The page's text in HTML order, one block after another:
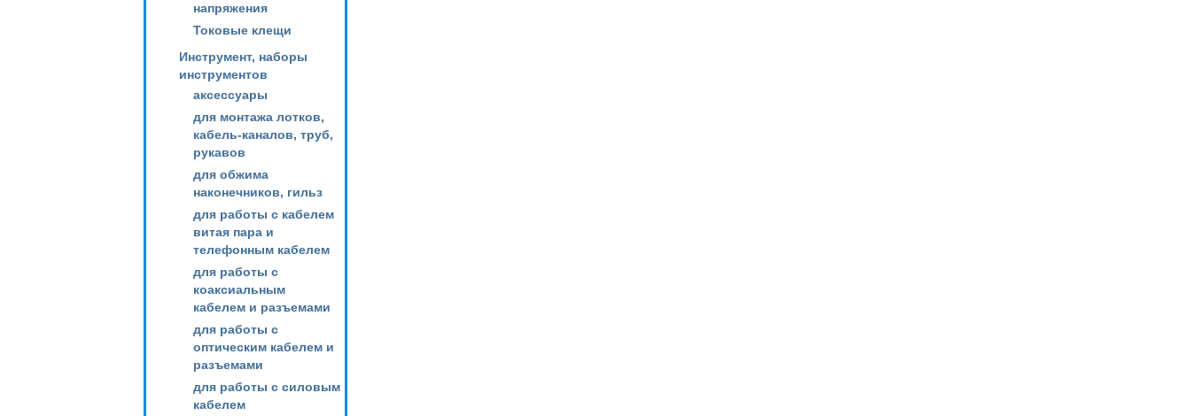
напряжения
Токовые клещи
Инструмент, наборы
инструментов
аксессуары
для монтажа лотков,
кабель-каналов, труб,
рукавов
для обжима
наконечников, гильз
для работы с кабелем
витая пара и
телефонным кабелем
для работы с
коаксиальным
кабелем и разъемами
для работы с
оптическим кабелем и
разъемами
для работы с силовым
кабелем